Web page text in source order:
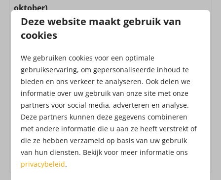
Magnetron: Combimagnetron
Inductie kookplaat: 4-pits
Filter koffieapparaat
Waterkoker: Elektrische waterkoker
Koelkast: Met vriesvak
Uitgebreide keukeninventaris
Ligging
Vrijstaand
Buiten
oktober)
Alle huizen zijn inclusief de toegang tot het
Attractiepark! Het Attractiepark werkt met een all-in
van o.a. vers fruit, belegde broodjes, frites, snacks,
verse churros, soep, koffie, thee, limonade,
Drouwenerzand frisdranken en waterijs.Dat heet
vakantie!Check hier deopeningstijdenvan het
Attractiepark. Ben je benieuwd hoe het
Attractiepark eruit ziet?Check hier de
dronebeelden
Deze website maakt gebruik van
cookies
We gebruiken cookies voor een optimale
gebruikservaring, om gepersonaliseerde inhoud te
bieden en ons verkeer te analyseren. Ook delen we
informatie over uw gebruik van onze site met onze
partners voor social media, adverteren en analyse.
Deze partners kunnen deze gegevens combineren
met andere informatie die u aan ze heeft verstrekt of
die ze hebben verzameld op basis van uw gebruik
van hun diensten. Bekijk voor meer informatie ons
privacybeleid.